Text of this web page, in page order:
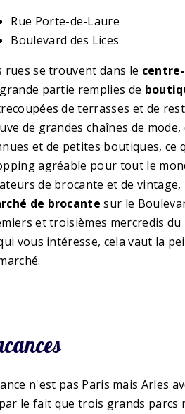
Rue Porte-de-Laure
Boulevard des Lices
rues se trouvent dans le
partie remplies de
de terrasses et de
de grandes chaînes de mode,
et de petites boutiques, ce
agréable pour tout le
de brocante et de vintage,
de brocante sur le
et troisièmes mercredis du
vous intéresse, cela vaut la
n'est pas Paris mais Arles
le fait que trois grands parcs